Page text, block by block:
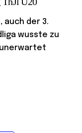
auch der 3.
wusste zu